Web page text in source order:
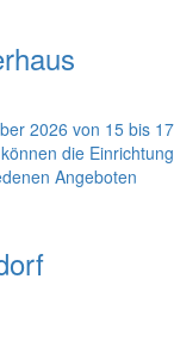
2026 von 15 bis 17
die Einrichtung
Angeboten